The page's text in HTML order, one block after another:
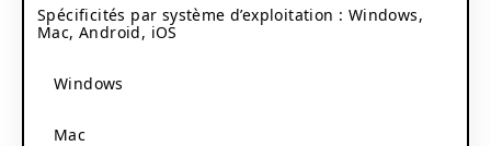
Spécificités par système d’exploitation : Windows,
Mac, Android, iOS
Windows
Mac